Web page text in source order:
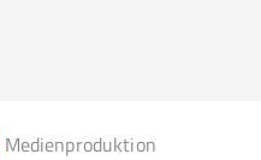
Medienproduktion